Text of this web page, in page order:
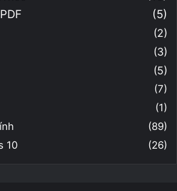
(5)
(2)
(3)
(5)
(7)
(1)
(89)
10
(26)